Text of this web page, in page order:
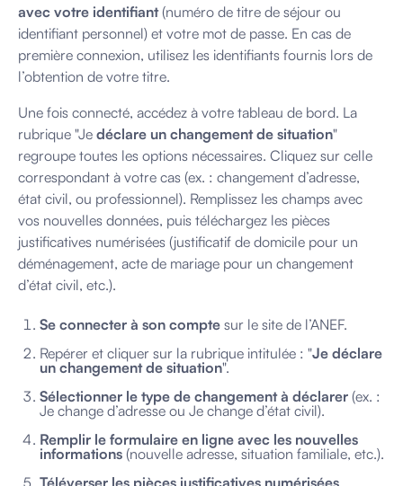
avec votre identifiant(numéro de titre de séjour ou
identifiant personnel) et votre mot de passe. En cas de
première connexion, utilisez les identifiants fournis lors de
l’obtention de votre titre.
Une fois connecté, accédez à votre tableau de bord. La
rubrique "Je déclare un changement de situation"
regroupe toutes les options nécessaires. Cliquez sur celle
correspondant à votre cas (ex. : changement d’adresse,
état civil, ou professionnel). Remplissez les champs avec
vos nouvelles données, puis téléchargez les pièces
justificatives numérisées (justificatif de domicile pour un
déménagement, acte de mariage pour un changement
d’état civil, etc.).
Se connecter à son compte sur le site de l’ANEF.
Repérer et cliquer sur la rubrique intitulée : "Je déclare
un changement de situation".
Sélectionner le type de changement à déclarer (ex. :
Je change d’adresse ou Je change d’état civil).
Remplir le formulaire en ligne avec les nouvelles
informations (nouvelle adresse, situation familiale, etc.).
Téléverser les pièces justificatives numérisées